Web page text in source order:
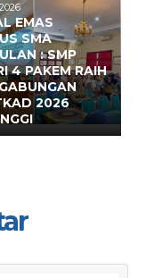
EMAS
SMA
: SMP
4 PAKEM RAIH
2026